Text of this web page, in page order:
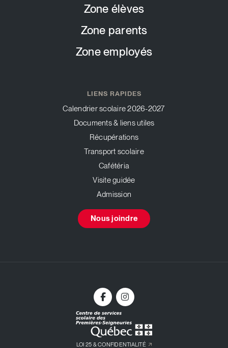
Zone élèves
Zone parents
Zone employés
LIENS RAPIDES
Calendrier scolaire 2026-2027
Documents & liens utiles
Récupérations
Transport scolaire
Cafétéria
Visite guidée
Admission
Nous joindre
LOI 25 & CONFIDENTIALITÉ